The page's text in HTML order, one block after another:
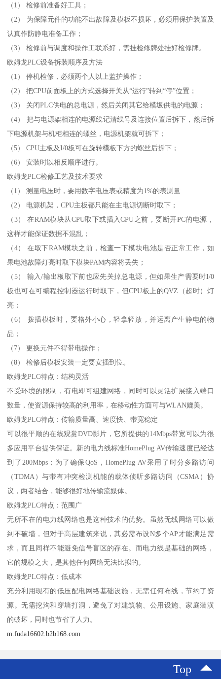
（1） 检修前准备好工具；
（2） 为保障元件的功能不出故障及模板不损坏，必须用保护装置及
认真作防静电准备工作；
（3） 检修前与调度和操作工联系好，需挂检修牌处挂好检修牌。
欧姆龙PLC设备拆装顺序及方法
（1） 停机检修，必须两个人以上监护操作；
（2） 把CPU前面板上的方式选择开关从“运行”转到“停”位置；
（3） 关闭PLC供电的总电源，然后关闭其它给模坂供电的电源；
（4） 把与电源架相连的电源线记清线号及连接位置后拆下，然后拆
下电源机架与机柜相连的螺丝，电源机架就可拆下；
（5） CPU主板及I/0板可在旋转模板下方的螺丝后拆下；
（6） 安装时以相反顺序进行。
欧姆龙PLC检修工艺及技术要求
（1） 测量电压时，要用数字电压表或精度为1%的表测量
（2） 电源机架，CPU主板都只能在主电源切断时取下；
（3） 在RAM模块从CPU取下或插入CPU之前，要断开PC的电源，
这样才能保证数据不混乱；
（4） 在取下RAM模块之前，检查一下模块电池是否正常工作，如
果电池故障灯亮时取下模块PAM内容将丢失；
（5） 输入/输出板取下前也应先关掉总电源，但如果生产需要时I/0
板也可在可编程控制器运行时取下，但CPU板上的QVZ（超时）灯
亮；
（6） 拨插模板时，要格外小心，轻拿轻放，并运离产生静电的物
品；
（7） 更换元件不得带电操作；
（8） 检修后模板安装一定要安插到位。
欧姆龙PLC特点：结构灵活
不受环境的限制，有电即可组建网络，同时可以灵活扩展接入端口
数量，使资源保持较高的利用率，在移动性方面可与WLAN媲美。
欧姆龙PLC特点：传输质量高、速度快、带宽稳定
可以很平顺的在线观赏DVD影片，它所提供的14Mbps带宽可以为很
多应用平台提供保证。新的电力线标准HomePlug AV传输速度已经达
到了200Mbps；为了确保QoS，HomePlug AV采用了时分多路访问
（TDMA）与带有冲突检测机能的载体侦听多路访问（CSMA）协
议，两者结合，能够很好地传输流媒体。
欧姆龙PLC特点：范围广
无所不在的电力线网络也是这种技术的优势。虽然无线网络可以做
到不破墙，但对于高层建筑来说，其必需布设N多个AP才能满足需
求，而且同样不能避免信号盲区的存在。而电力线是基础的网络，
它的规模之大，是其他任何网络无法比拟的。
欧姆龙PLC特点：低成本
充分利用现有的低压配电网络基础设施，无需任何布线，节约了资
源。无需挖沟和穿墙打洞，避免了对建筑物、公用设施、家庭装潢
的破坏，同时也节省了人力。
m.fuda16602.b2b168.com
Top